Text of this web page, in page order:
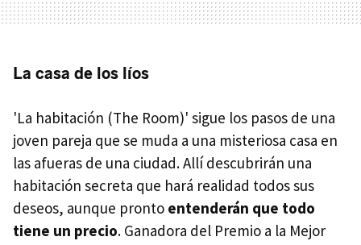
La casa de los líos
'La habitación (The Room)' sigue los pasos de una
joven pareja que se muda a una misteriosa casa en
las afueras de una ciudad. Allí descubrirán una
habitación secreta que hará realidad todos sus
deseos, aunque pronto entenderán que todo
tiene un precio. Ganadora del Premio a la Mejor